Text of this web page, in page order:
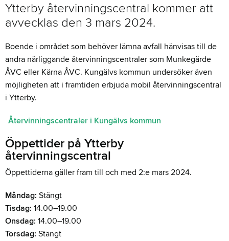
Ytterby återvinningscentral kommer att
avvecklas den 3 mars 2024.
Boende i området som behöver lämna avfall hänvisas till de
andra närliggande återvinningscentraler som Munkegärde
ÅVC eller Kärna ÅVC. Kungälvs kommun undersöker även
möjligheten att i framtiden erbjuda mobil återvinningscentral
i Ytterby.
Återvinningscentraler i Kungälvs kommun
Öppettider på Ytterby
återvinningscentral
Öppettiderna gäller fram till och med 2:e mars 2024.
Måndag: Stängt
Tisdag: 14.00–19.00
Onsdag: 14.00–19.00
Torsdag: Stängt